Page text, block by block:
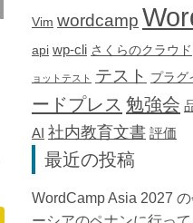
Vim wordcamp
api wp-cli さくらのクラウド
ョットテスト テスト プラグ
ードプレス 勉強会
AI 社内教育文書 評価
最近の投稿
WordCamp Asia 2027